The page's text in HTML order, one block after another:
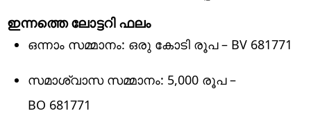
ഇന്നത്തെ ലോട്ടറി ഫലം
ഒന്നാം സമ്മാനം: ഒരു കോടി രൂപ – BV 681771
സമാശ്വാസ സമ്മാനം: 5,000 രൂപ –
BO 681771